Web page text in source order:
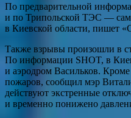
По предварительной
и по Трипольской ТЭС —
в Киевской области, пишет
Также взрывы произошли в
По информации SHOT, в
и аэродром Васильков. Кроме
пожаров, сообщил мэр
действуют экстренные
и временно понижено